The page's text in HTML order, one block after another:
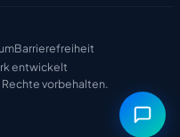
entwickelt
Barrierefreiheit
Rechte vorbehalten.